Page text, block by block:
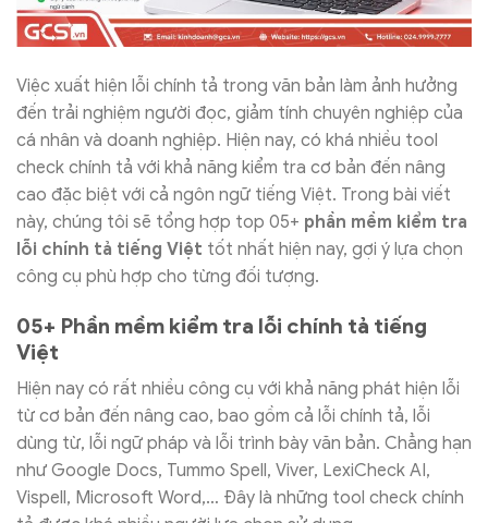
Việc xuất hiện lỗi chính tả trong văn bản làm ảnh hưởng
đến trải nghiệm người đọc, giảm tính chuyên nghiệp của
cá nhân và doanh nghiệp. Hiện nay, có khá nhiều tool
check chính tả với khả năng kiểm tra cơ bản đến nâng
cao đặc biệt với cả ngôn ngữ tiếng Việt. Trong bài viết
này, chúng tôi sẽ tổng hợp top 05+ phần mềm kiểm tra
lỗi chính tả tiếng Việt tốt nhất hiện nay, gợi ý lựa chọn
công cụ phù hợp cho từng đối tượng.
05+ Phần mềm kiểm tra lỗi chính tả tiếng
Việt
Hiện nay có rất nhiều công cụ với khả năng phát hiện lỗi
từ cơ bản đến nâng cao, bao gồm cả lỗi chính tả, lỗi
dùng từ, lỗi ngữ pháp và lỗi trình bày văn bản. Chẳng hạn
như Google Docs, Tummo Spell, Viver, LexiCheck AI,
Vispell, Microsoft Word,… Đây là những tool check chính